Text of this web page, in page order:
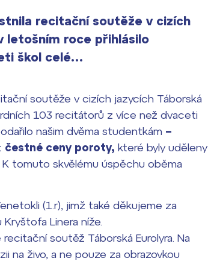
recitační soutěže v cizích
letošním roce přihlásilo
škol celé…
soutěže v cizích jazycích Táborská
103 recitátorů z více než dvaceti
našim dvěma studentkám –
čestné ceny poroty, které byly uděleny
K tomuto skvělému úspěchu oběma
(1.r), jimž také děkujeme za
Linera níže.
soutěž Táborská Eurolyra. Na
na živo, a ne pouze za obrazovkou